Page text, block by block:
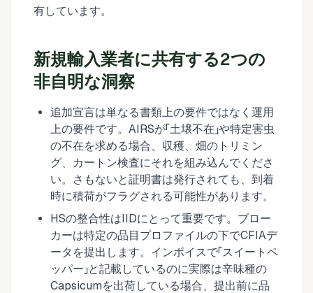
有しています。
新規輸入業者に共有する2つの
非自明な洞察
追加宣言は単なる書類上の要件ではなく運用
上の要件です。AIRSが「土壌不在」や特定害虫
の不在を求める場合、収穫、畑のトリミン
グ、カートン検査にそれを組み込んでくださ
い。さもないと証明書は発行されても、到着
時に積荷がフラグされる可能性があります。
HSの整合性はIIDにとって重要です。ブロー
カーは特定の品目プロファイルの下でCFIAデ
ータを提出します。インボイスで「スイートペ
ッパー」と記載しているのに実際は辛味種の
Capsicumを出荷している場合、提出前に品